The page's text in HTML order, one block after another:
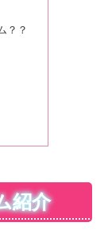
？？
紹介